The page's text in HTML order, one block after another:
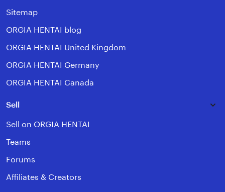
Sitemap
ORGIA HENTAI blog
ORGIA HENTAI United Kingdom
ORGIA HENTAI Germany
ORGIA HENTAI Canada
Sell
Sell on ORGIA HENTAI
Teams
Forums
Affiliates & Creators